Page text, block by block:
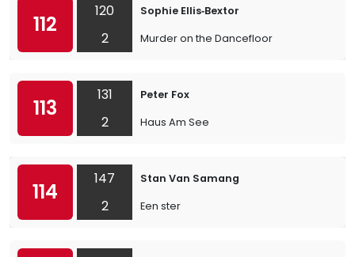
112
120
2
Sophie Ellis‐Bextor
Murder on the Dancefloor
113
131
2
Peter Fox
Haus Am See
114
147
2
Stan Van Samang
Een ster